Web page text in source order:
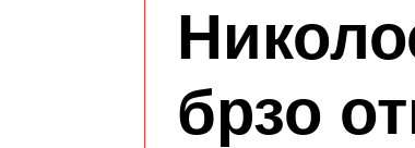
брзо